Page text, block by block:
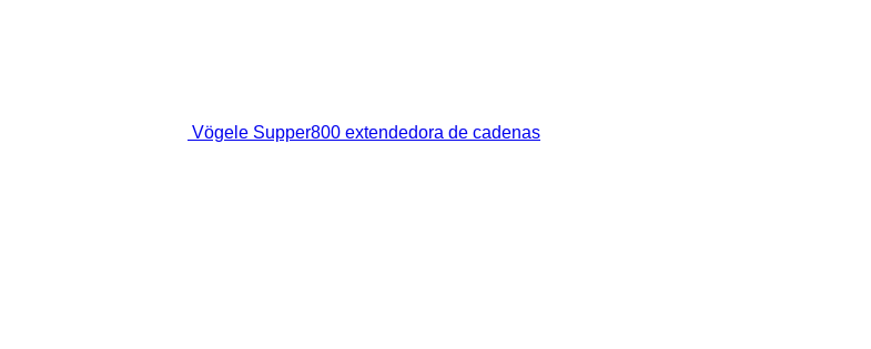
Vögele Supper800 extendedora de cadenas